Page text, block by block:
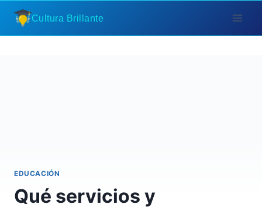
Saltar
contenido
Cultura Brillante
EDUCACIÓN
Qué servicios y